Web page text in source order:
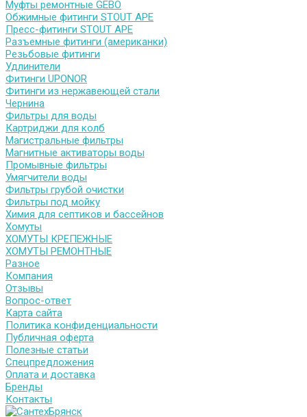
Муфты ремонтные GEBO
Обжимные фитинги STOUT APE
Пресс-фитинги STOUT APE
Разъемные фитинги (американки)
Резьбовые фитинги
Удлинители
Фитинги UPONOR
Фитинги из нержавеющей стали
Чернина
Фильтры для воды
Картриджи для колб
Магистральные фильтры
Магнитные активаторы воды
Промывные фильтры
Умягчители воды
Фильтры грубой очистки
Фильтры под мойку
Химия для септиков и бассейнов
Хомуты
ХОМУТЫ КРЕПЕЖНЫЕ
ХОМУТЫ РЕМОНТНЫЕ
Разное
Компания
Отзывы
Вопрос-ответ
Карта сайта
Политика конфиденциальности
Публичная оферта
Полезные статьи
Спецпредложения
Оплата и доставка
Бренды
Контакты